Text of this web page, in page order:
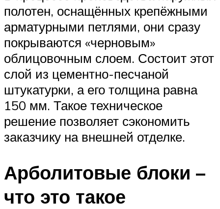
полотен, оснащённых крепёжными
арматурными петлями, они сразу
покрываются «черновым»
облицовочным слоем. Состоит этот
слой из цементно-песчаной
штукатурки, а его толщина равна
150 мм. Такое техническое
решение позволяет сэкономить
заказчику на внешней отделке.
Арболитовые блоки –
что это такое